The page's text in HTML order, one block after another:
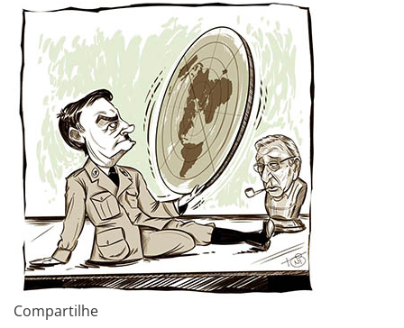
Compartilhe